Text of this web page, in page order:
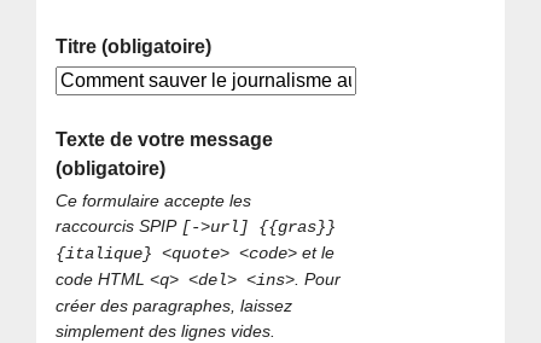
Titre (obligatoire)
Texte de votre message
(obligatoire)
Ce formulaire accepte les
raccourcis SPIP [->url] {{gras}}
{italique} <quote> <code> et le
code HTML<q> <del> <ins>. Pour
créer des paragraphes, laissez
simplement des lignes vides.